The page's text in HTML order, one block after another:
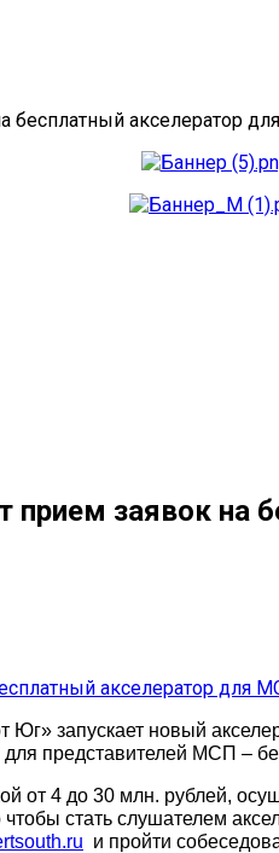
бесплатный акселератор
прием заявок на
запускает новый
представителей МСП –
от 4 до 30 млн. рублей,
стать слушателем
и пройти